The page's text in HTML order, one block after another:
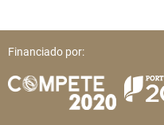
Financiado por: